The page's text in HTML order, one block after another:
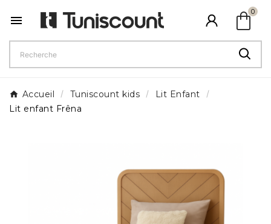
 shopping_bag
0
Accueil Tuniscount kids
Lit Enfant
Lit enfant Frêna